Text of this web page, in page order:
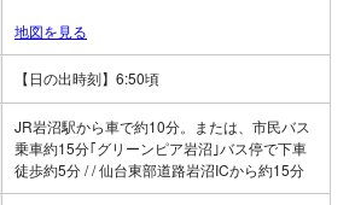
地図を見る
【日の出時刻】6:50頃
JR岩沼駅から車で約10分。または、市民バス
乗車約15分｢グリーンピア岩沼｣バス停で下車
徒歩約5分 / / 仙台東部道路岩沼ICから約15分